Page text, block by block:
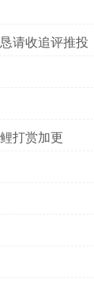
请收追评推投
打赏加更